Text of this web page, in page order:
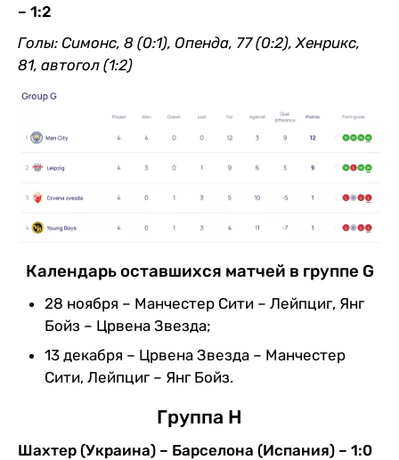
– 1:2
Голы: Симонс, 8 (0:1), Опенда, 77 (0:2), Хенрикс,
81, автогол (1:2)
Календарь оставшихся матчей в группе G
28 ноября – Манчестер Сити – Лейпциг, Янг
Бойз – Црвена Звезда;
13 декабря – Црвена Звезда – Манчестер
Сити, Лейпциг – Янг Бойз.
Группа H
Шахтер (Украина) – Барселона (Испания) – 1:0